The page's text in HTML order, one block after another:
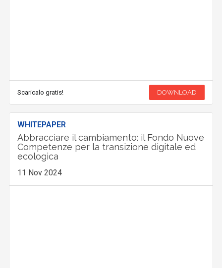
Scaricalo gratis! DOWNLOAD
WHITEPAPER
Abbracciare il cambiamento: il Fondo Nuove
Competenze per la transizione digitale ed
ecologica
11 Nov 2024